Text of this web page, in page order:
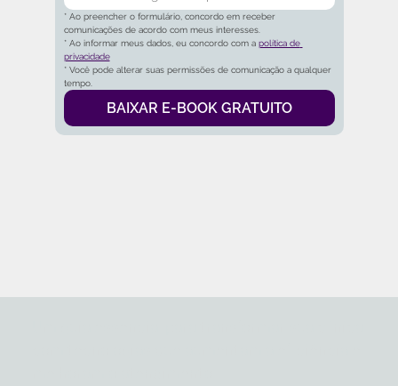
* Ao preencher o formulário, concordo em receber
comunicações de acordo com meus interesses.
* Ao informar meus dados, eu concordo com a política de
privacidade
* Você pode alterar suas permissões de comunicação a qualquer
tempo.
BAIXAR E-BOOK GRATUITO